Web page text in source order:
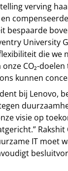
verving
bespaarde
University
die we
CO₂-
kunnen
bij Lenovo,
visie op
IT moet